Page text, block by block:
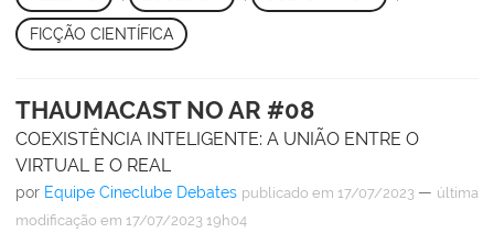
FICÇÃO CIENTÍFICA
THAUMACAST NO AR #08
COEXISTÊNCIA INTELIGENTE: A UNIÃO ENTRE O
VIRTUAL E O REAL
por Equipe Cineclube Debates publicado em 17/07/2023 — última
modificação em 17/07/2023 19h04